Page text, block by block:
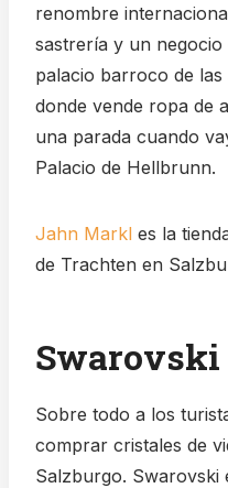
renombre
sastrería y un
palacio barroco de
donde vende ropa de
una parada cuando
Palacio de Hellbrunn.
Jahn Markl es la
de Trachten en
Swarovski
Sobre todo a los
comprar cristales de
Salzburgo. Swarovski